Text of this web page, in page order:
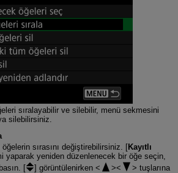
sıralayabilir ve silebilir, menü sekmesini
silebilirsiniz.
sırasını değiştirebilirsiniz. [Kayıtlı
yaparak yeniden düzenlenecek bir öğe seçin,
[ ] görüntülenirken
tuşlarına